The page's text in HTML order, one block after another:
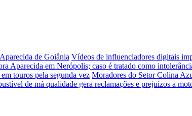
de Goiânia Vídeos de influenciadores digitais
Aparecida em Nerópolis; caso é tratado como
touros pela segunda vez Moradores do Setor Colina
de má qualidade gera reclamações e prejuízos a